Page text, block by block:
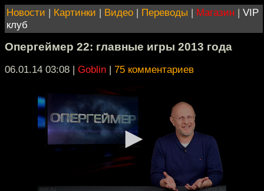
Новости | Картинки | Видео | Переводы | Магазин | VIP
клуб
Опергеймер 22: главные игры 2013 года
06.01.14 03:08 | Goblin | 75 комментариев